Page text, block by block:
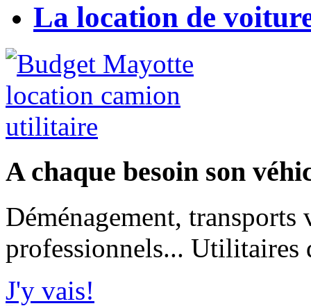
La location de
A chaque besoin son
Déménagement,
professionnels... Utilitaires
J'y vais!